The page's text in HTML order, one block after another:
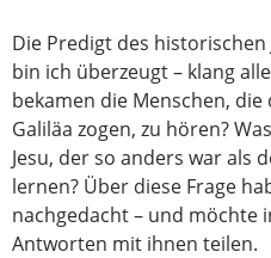
Die Predigt des historischen
bin ich überzeugt – klang
bekamen die Menschen,
Galiläa zogen, zu hören?
Jesu, der so anders war als
lernen? Über diese Frage
nachgedacht – und möchte
Antworten mit ihnen teilen.